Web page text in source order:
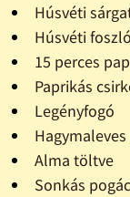
Húsvéti
Húsvéti
15 perces
Paprikás
Legényfogó
Alma töltve
Sonkás